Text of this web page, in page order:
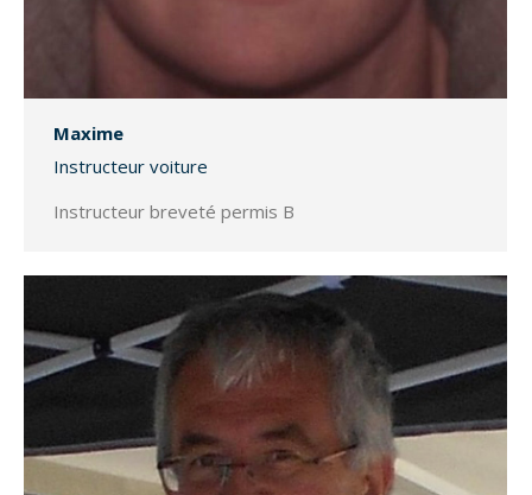
Maxime
Instructeur voiture
Instructeur breveté permis B